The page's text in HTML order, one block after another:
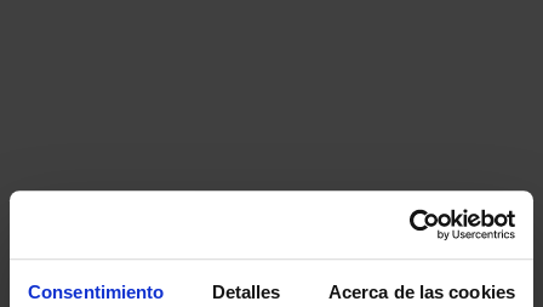
Consentimiento Detalles Acerca de las cookies